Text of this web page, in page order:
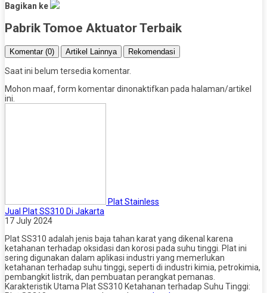
Bagikan ke
Pabrik Tomoe Aktuator Terbaik
Komentar (0) Artikel Lainnya Rekomendasi
Saat ini belum tersedia komentar.
Mohon maaf, form komentar dinonaktifkan pada halaman/artikel
ini.
Plat Stainless
Jual Plat SS310 Di Jakarta
17 July 2024
Plat SS310 adalah jenis baja tahan karat yang dikenal karena
ketahanan terhadap oksidasi dan korosi pada suhu tinggi. Plat ini
sering digunakan dalam aplikasi industri yang memerlukan
ketahanan terhadap suhu tinggi, seperti di industri kimia, petrokimia,
pembangkit listrik, dan pembuatan perangkat pemanas.
Karakteristik Utama Plat SS310 Ketahanan terhadap Suhu Tinggi: